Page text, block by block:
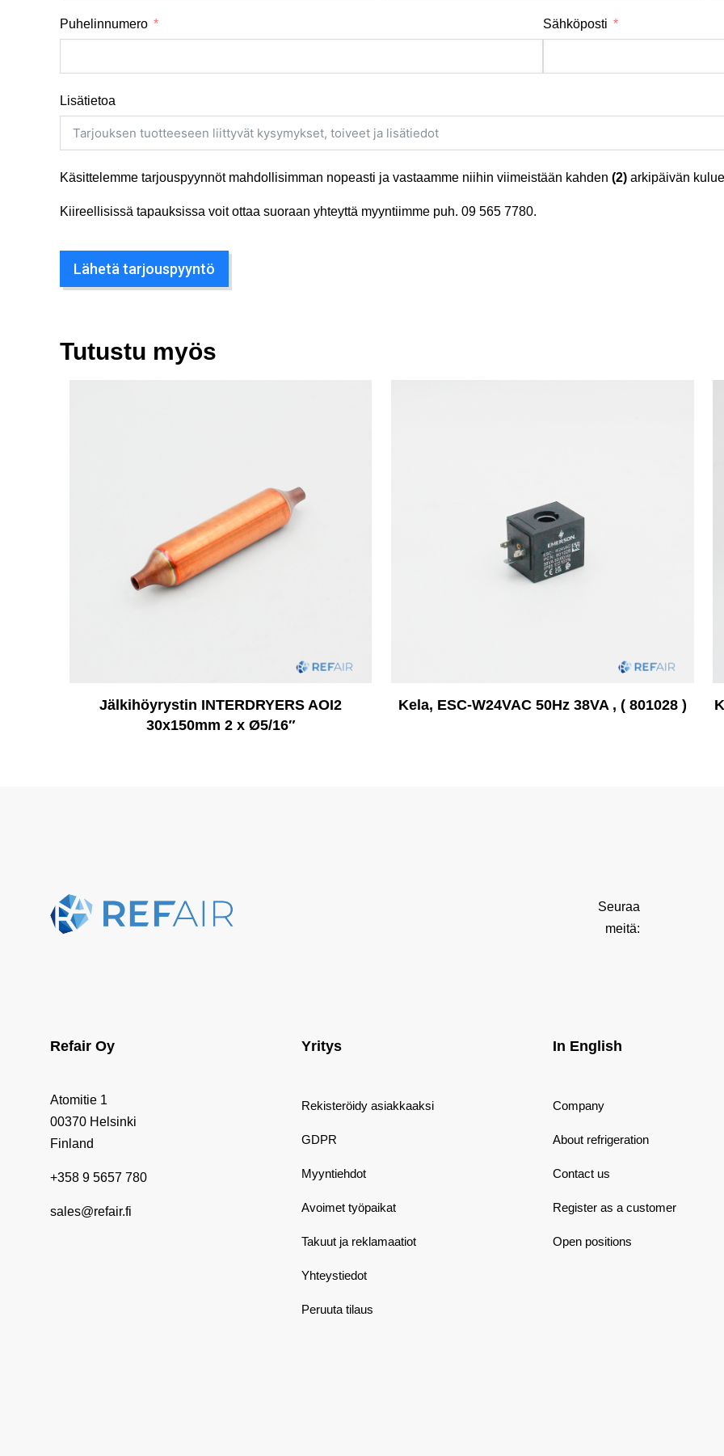
Puhelinnumero Sähköposti
Lisätietoa
Käsittelemme tarjouspyynnöt mahdollisimman nopeasti ja vastaamme niihin viimeistään kahden (2) arkipäivän
Kiireellisissä tapauksissa voit ottaa suoraan yhteyttä myyntiimme puh. 09 565 7780.
Lähetä tarjouspyyntö
Tutustu myös
Jälkihöyrystin INTERDRYERS AOI2
30x150mm 2 x Ø5/16″
Kela, ESC-W24VAC 50Hz 38VA , ( 801028 )
Seuraa
meitä:
Refair Oy
Atomitie 1
00370 Helsinki
Finland
+358 9 5657 780
sales@refair.fi
Yritys
Rekisteröidy asiakkaaksi
GDPR
Myyntiehdot
Avoimet työpaikat
Takuut ja reklamaatiot
Yhteystiedot
Peruuta tilaus
In English
Company
About refrigeration
Contact us
Register as a customer
Open positions